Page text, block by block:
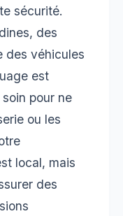
sécurité.
des
des véhicules
est
pour ne
ou les
local, mais
des